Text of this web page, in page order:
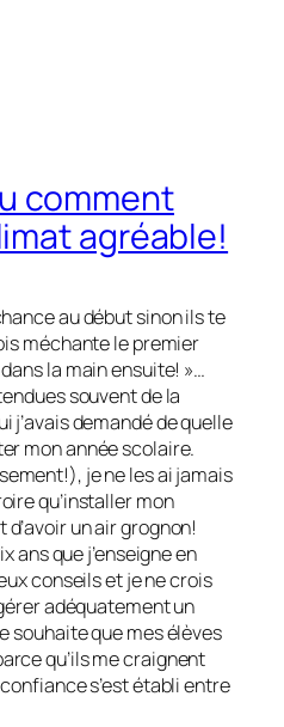
comment
agréable!
au début sinon ils te
méchante le premier
la main ensuite! »…
souvent de la
j’avais demandé de quelle
mon année scolaire.
je ne les ai jamais
qu’installer mon
un air grognon!
ans que j’enseigne en
conseils et je ne crois
adéquatement un
souhaite que mes élèves
qu’ils me craignent
s’est établi entre